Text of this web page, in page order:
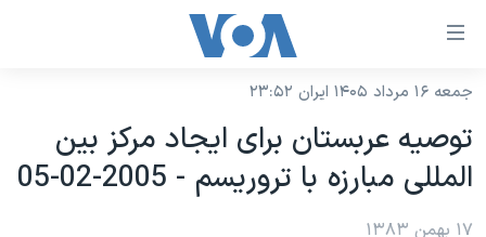
لینکهای
دسترسی
جهش
به
محتوای
اصلی
نسخه سبک وب‌سایت
موضوع ها
ایران
جمعه ۱۶ مرداد ۱۴۰۵ ایران ۲۳:۵۲
توصيه عربستان برای ايجاد مرکز بين
المللی مبارزه با تروريسم - 2005-02-05
۱۷ بهمن ۱۳۸۳